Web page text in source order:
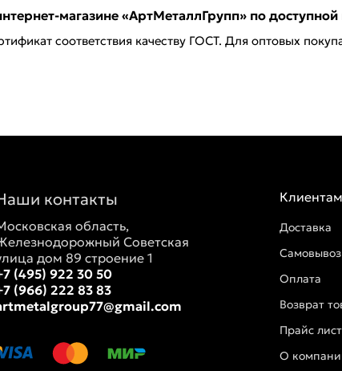
магазине «АртМеталлГрупп» по
соответствия качеству ГОСТ. Для оптовых
контакты
область,
Советская
дом 89 строение 1
(495) 922 30 50
(966) 222 83 83
Клиентам
Доставка
Самовывоз
Оплата
Возврат
Прайс лист
О